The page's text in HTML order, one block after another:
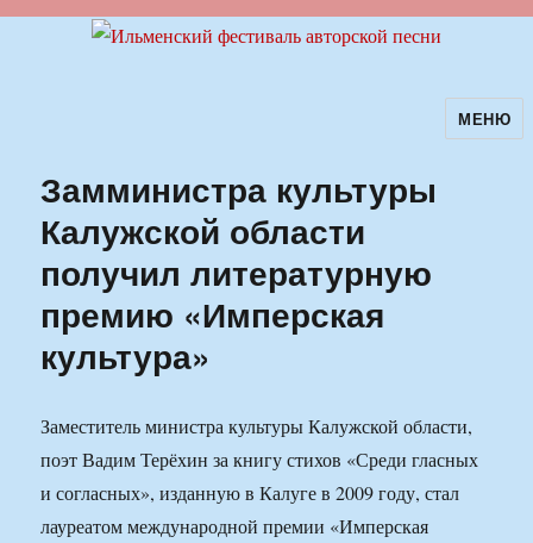
Ильменский фестиваль авторскойМЕНЮ
Замминистра культуры
Калужской области
получил литературную
премию «Имперская
культура»
Заместитель министра культуры Калужской области,
поэт Вадим Терёхин за книгу стихов «Среди гласных
и согласных», изданную в Калуге в 2009 году, стал
лауреатом международной премии «Имперская